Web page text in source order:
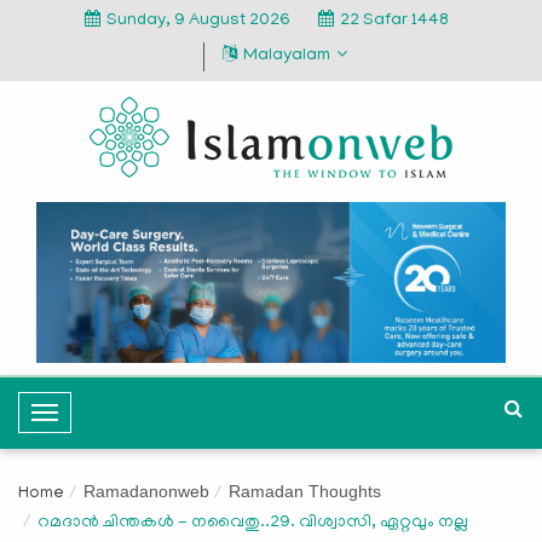
Sunday, 9 August 2026
22 Safar 1448
Malayalam
T
o
g
l
Home Ramadanonweb Ramadan Thoughts
റമദാന്‍ ചിന്തകള്‍ - നവൈതു..29. വിശ്വാസി, ഏറ്റവും നല്ല